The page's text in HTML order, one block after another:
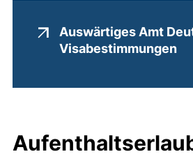
Links
Auswärtiges Amt
Visabestimmungen